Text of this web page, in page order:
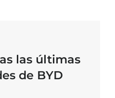
las últimas
de BYD